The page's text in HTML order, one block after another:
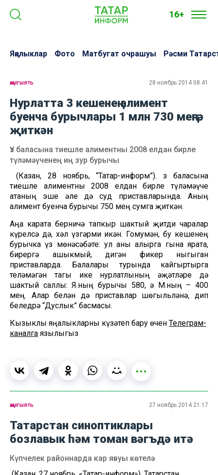
16+
Яңалыклар Фото Матбугат очрашуы Рәсми
җәмгыять 28 ноябрь 2014 08:41
Нурлатта 3 кешенең алимент
буенча бурычлары 1 млн 730 меңгә
җиткән
Үз баласына тиешле алиментны 2008 елдан бирле
түләмәүченең иң зур бурычы
(Казан, 28 ноябрь, “Татар-информ”). Үз баласына
тиешле алиментны 2008 елдан бирле түләмәүче
атаның эше әле дә суд приставларында. Аның
алимент буенча бурычы 750 мең сумга җиткән.
Аңа карата берничә тапкыр шактый җитди чаралар
күрелсә дә, хәл үзгәрми икән. Гомумән, бу кешенең
бурычка үз мөнәсәбәте: ул аны алырга гына ярата,
бирергә ашыкмый, дигән фикер ныгыган
приставларда. Балалары турында кайгыртырга
теләмәгән тагы ике нурлатлының әҗәтләре дә
шактый саллы: Я.ның бурычы 580, ә М.ның – 400
мең. Алар белән дә приставлар шөгыльләнә, дип
беледрә “Дуслык” басмасы.
Кызыклы яңалыкларны күзәтеп бару өчен Телеграм-
каналга язылыгыз
җәмгыять 27 ноябрь 2014 21:17
Татарстан синоптиклары
бозлавык һәм томан вәгъдә итә
Күпчелек районнарда кар явуы көтелә